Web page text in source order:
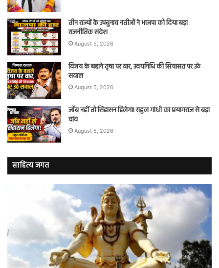
तीन राज्यों के उपचुनाव नतीजों ने भाजपा को दिया बड़ा
राजनीतिक संदेश
August 5, 2026
विजय के बहाने तृषा पर वार, उदयनिधि की सियासत पर उठे
सवाल
August 5, 2026
जॉब नहीं तो सिंहासन हिलेगा! राहुल गांधी का प्रयागराज से बड़ा
दांव
August 5, 2026
साहित्य जगत